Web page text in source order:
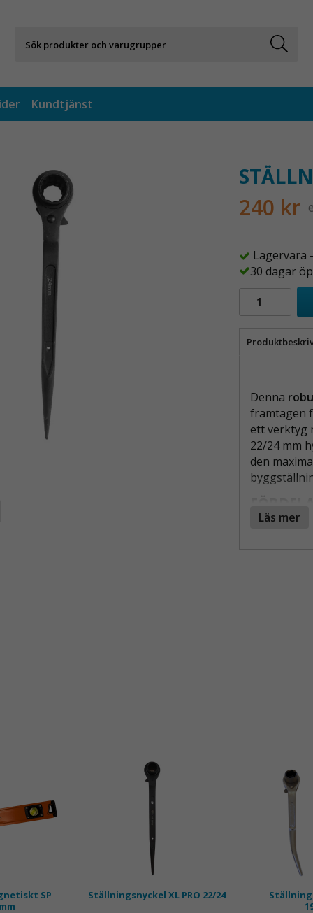
Kundtjänst
240 kr
Lagervara
30 dagar
Denna
framtagen
ett verktyg
22/24 mm
den
Med sin
denna
och
Läs mer
SP
Ställningsnyckel XL PRO 22/24